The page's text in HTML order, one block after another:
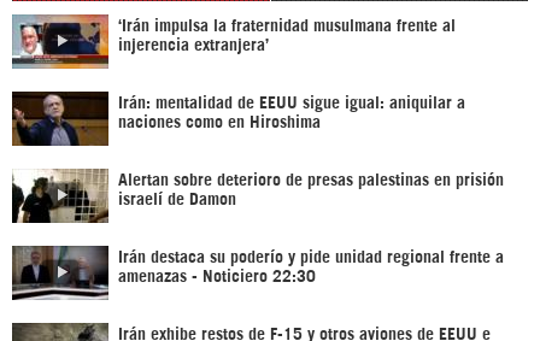
‘Irán impulsa la fraternidad musulmana frente al
injerencia extranjera’
Irán: mentalidad de EEUU sigue igual: aniquilar a
naciones como en Hiroshima
Alertan sobre deterioro de presas palestinas en prisión
israelí de Damon
Irán destaca su poderío y pide unidad regional frente a
amenazas - Noticiero 22:30
Irán exhibe restos de F-15 y otros aviones de EEUU e